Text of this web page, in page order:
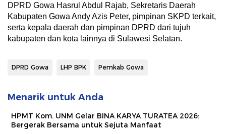
DPRD Gowa Hasrul Abdul Rajab, Sekretaris Daerah
Kabupaten Gowa Andy Azis Peter, pimpinan SKPD terkait,
serta kepala daerah dan pimpinan DPRD dari tujuh
kabupaten dan kota lainnya di Sulawesi Selatan.
DPRD Gowa LHP BPK Pemkab Gowa
Menarik untuk Anda
HPMT Kom. UNM Gelar BINA KARYA TURATEA 2026:
Bergerak Bersama untuk Sejuta Manfaat